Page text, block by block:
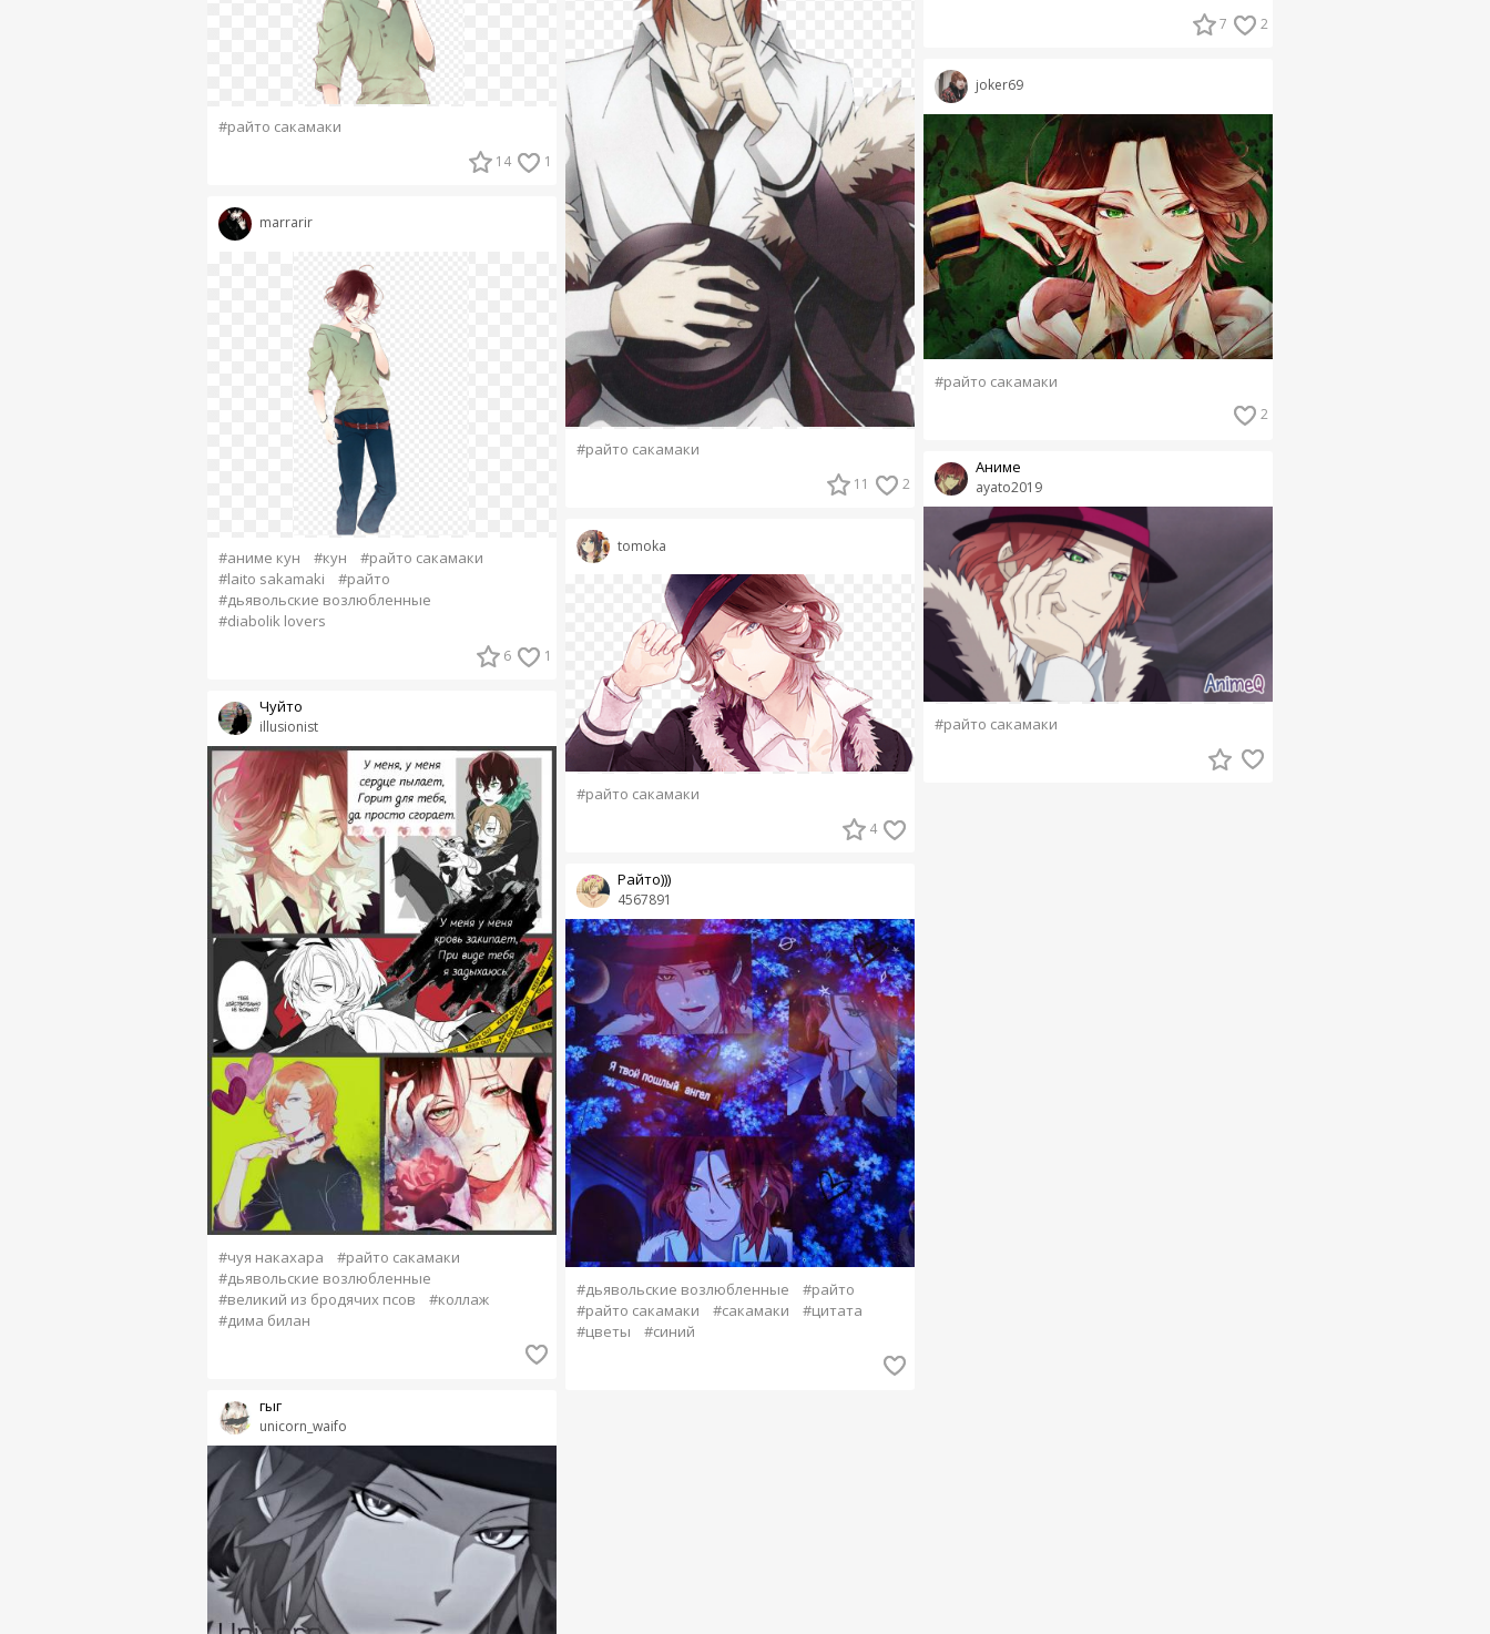
#райто сакамаки
14 1
marrarir
#аниме кун #кун
#райто сакамаки
#laito sakamaki
#райто
#дьявольские возлюбленные
#diabolik lovers
6 1
illusionist
Чуйто
#чуя накахара
#райто сакамаки
#дьявольские возлюбленные
#великий из бродячих псов
#коллаж
#дима билан
unicorn_waifo
гыг
#райто сакамаки
11 2
tomoka
#райто сакамаки
4
4567891
Райто)))
#дьявольские возлюбленные
#райто
#райто сакамаки
#сакамаки
#цитата
#цветы
#синий
7 2
joker69
#райто сакамаки
2
ayato2019
Аниме
#райто сакамаки